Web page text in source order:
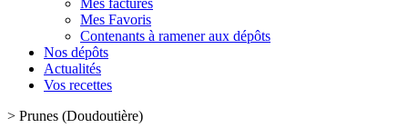
Mes factures
Mes Favoris
Contenants à ramener aux dépôts
Nos dépôts
Actualités
Vos recettes
> Prunes (Doudoutière)